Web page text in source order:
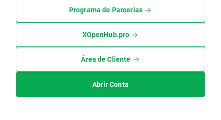
Programa de Parcerias
XOpenHub.pro
Área de Cliente
Abrir Conta